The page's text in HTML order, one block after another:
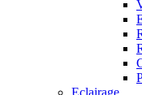
Eclairage